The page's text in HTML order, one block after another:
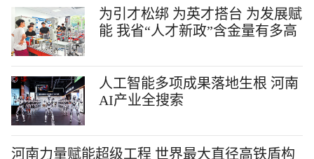
为引才松绑 为英才搭台 为发展赋
能 我省“人才新政”含金量有多高
人工智能多项成果落地生根 河南
AI产业全搜索
河南力量赋能超级工程 世界最大直径高铁盾构